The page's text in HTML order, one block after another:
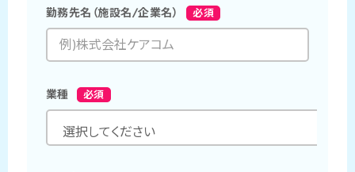
勤務先名（施設名/企業名） 必須
業種 必須